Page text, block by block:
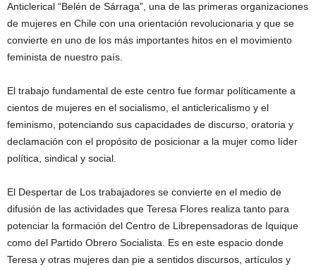
Anticlerical “Belén de Sárraga”, una de las primeras organizaciones
de mujeres en Chile con una orientación revolucionaria y que se
convierte en uno de los más importantes hitos en el movimiento
feminista de nuestro país.
El trabajo fundamental de este centro fue formar políticamente a
cientos de mujeres en el socialismo, el anticlericalismo y el
feminismo, potenciando sus capacidades de discurso, oratoria y
declamación con el propósito de posicionar a la mujer como líder
política, sindical y social.
El Despertar de Los trabajadores se convierte en el medio de
difusión de las actividades que Teresa Flores realiza tanto para
potenciar la formación del Centro de Librepensadoras de Iquique
como del Partido Obrero Socialista. Es en este espacio donde
Teresa y otras mujeres dan pie a sentidos discursos, artículos y